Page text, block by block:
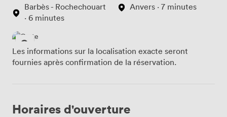
Barbès - Rochechouart
· 6 minutes
Anvers · 7 minutes
Les informations sur la localisation exacte seront
fournies après confirmation de la réservation.
Horaires d'ouverture